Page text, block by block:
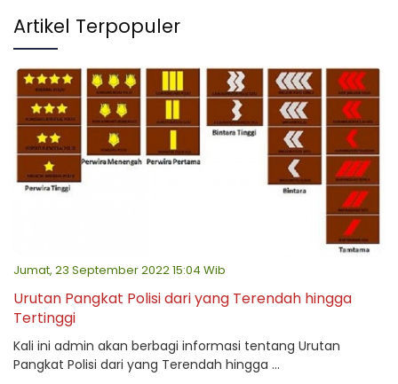
Artikel Terpopuler
Jumat, 23 September 2022 15:04 Wib
Urutan Pangkat Polisi dari yang Terendah hingga
Tertinggi
Kali ini admin akan berbagi informasi tentang Urutan
Pangkat Polisi dari yang Terendah hingga ...